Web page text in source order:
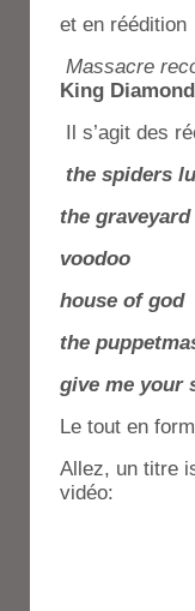
et en réédition
Massacre
King Diamond
Il s’agit des
the spiders
the graveyard
voodoo
house of god
the
give me your
Le tout en
Allez, un titre
vidéo: